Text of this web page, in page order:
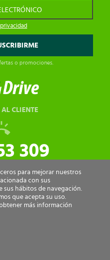
o promociones.
CLIENTE
309
para mejorar nuestros
con sus
sus hábitos de navegación.
que acepta su uso.
más información